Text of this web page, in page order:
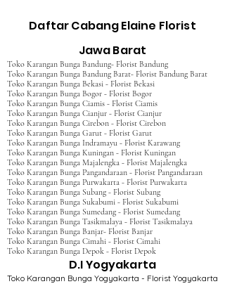
Daftar Cabang Elaine Florist
Jawa Barat
Toko Karangan Bunga Bandung- Florist Bandung
Toko Karangan Bunga Bandung Barat- Florist Bandung Barat
Toko Karangan Bunga Bekasi - Florist Bekasi
Toko Karangan Bunga Bogor - Florist Bogor
Toko Karangan Bunga Ciamis - Florist Ciamis
Toko Karangan Bunga Cianjur - Florist Cianjur
Toko Karangan Bunga Cirebon - Florist Cirebon
Toko Karangan Bunga Garut - Florist Garut
Toko Karangan Bunga Indramayu - Florist Karawang
Toko Karangan Bunga Kuningan - Florist Kuningan
Toko Karangan Bunga Majalengka - Florist Majalengka
Toko Karangan Bunga Pangandaraan - Florist Pangandaraan
Toko Karangan Bunga Purwakarta - Florist Purwakarta
Toko Karangan Bunga Subang - Florist Subang
Toko Karangan Bunga Sukabumi - Florist Sukabumi
Toko Karangan Bunga Sumedang - Florist Sumedang
Toko Karangan Bunga Tasikmalaya - Florist Tasikmalaya
Toko Karangan Bunga Banjar- Florist Banjar
Toko Karangan Bunga Cimahi - Florist Cimahi
Toko Karangan Bunga Depok - Florist Depok
D.I Yogyakarta
Toko Karangan Bunga Yogyakarta - Florist Yogyakarta